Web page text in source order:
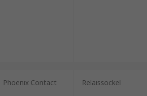
Phoenix Contact Relaissockel